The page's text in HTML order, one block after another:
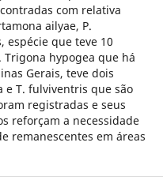
com relativa
ailyae, P.
que teve 10
hypogea que há
Gerais, teve dois
e T. fulviventris que são
registradas e seus
reforçam a necessidade
remanescentes em áreas